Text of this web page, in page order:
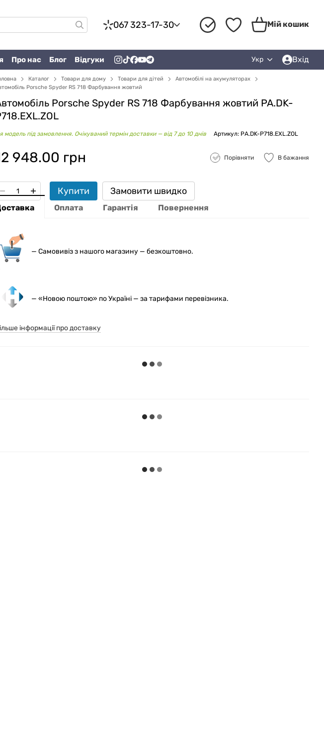
067 323-17-30 Мій кошик
Про нас Блог Відгуки Укр Вхід
Каталог Товари для дому Товари для дітей
Автомобілі на акумуляторах
Porsche Spyder RS ​​718 Фарбування жовтий
Porsche Spyder RS ​​718 Фарбування жовтий PA.DK-
модель під замовлення. Очікуваний термін доставки — від 7 до 10 днів Артикул: PA.DK-P718.EXL.ZOL
948.00 грн Порівняти В бажання
Купити Замовити швидко
Оплата Гарантія Повернення
— Самовивіз з нашого магазину — безкоштовно.
— «Новою поштою» по Україні — за тарифами перевізника.
інформації про доставку